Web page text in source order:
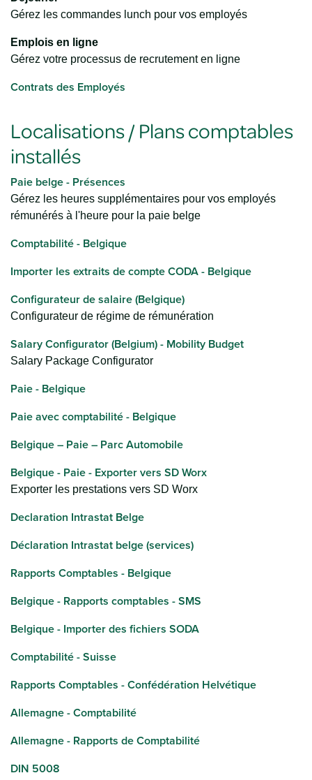
Gérez les commandes lunch pour vos employés
Emplois en ligne
Gérez votre processus de recrutement en ligne
Contrats des Employés
Localisations / Plans comptables
installés
Paie belge - Présences
Gérez les heures supplémentaires pour vos employés
rémunérés à l'heure pour la paie belge
Comptabilité - Belgique
Importer les extraits de compte CODA - Belgique
Configurateur de salaire (Belgique)
Configurateur de régime de rémunération
Salary Configurator (Belgium) - Mobility Budget
Salary Package Configurator
Paie - Belgique
Paie avec comptabilité - Belgique
Belgique – Paie – Parc Automobile
Belgique - Paie - Exporter vers SD Worx
Exporter les prestations vers SD Worx
Declaration Intrastat Belge
Déclaration Intrastat belge (services)
Rapports Comptables - Belgique
Belgique - Rapports comptables - SMS
Belgique - Importer des fichiers SODA
Comptabilité - Suisse
Rapports Comptables - Confédération Helvétique
Allemagne - Comptabilité
Allemagne - Rapports de Comptabilité
DIN 5008